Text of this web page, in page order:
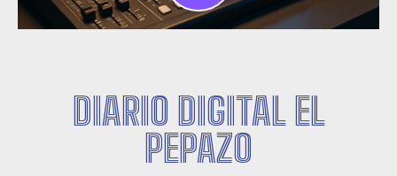
DIARIO DIGITAL EL
PEPAZO